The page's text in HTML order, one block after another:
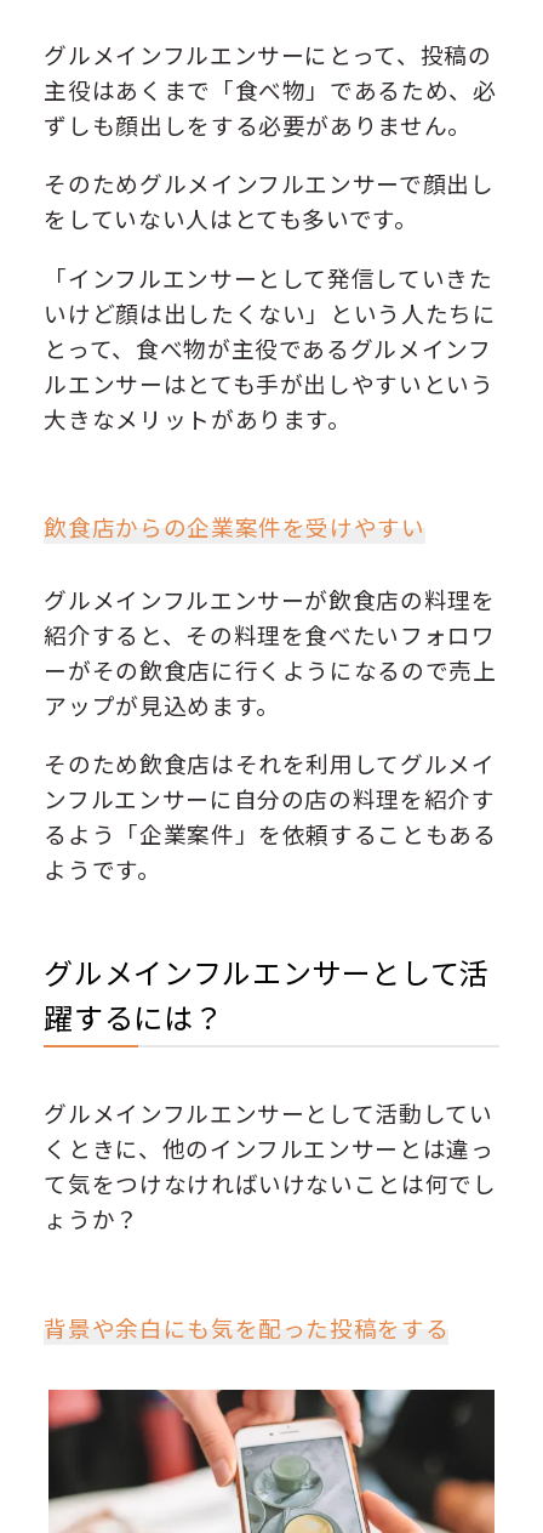
グルメインフルエンサーにとって、投稿の
主役はあくまで「食べ物」であるため、必
ずしも顔出しをする必要がありません。
そのためグルメインフルエンサーで顔出し
をしていない人はとても多いです。
「インフルエンサーとして発信していきた
いけど顔は出したくない」という人たちに
とって、食べ物が主役であるグルメインフ
ルエンサーはとても手が出しやすいという
大きなメリットがあります。
飲食店からの企業案件を受けやすい
グルメインフルエンサーが飲食店の料理を
紹介すると、その料理を食べたいフォロワ
ーがその飲食店に行くようになるので売上
アップが見込めます。
そのため飲食店はそれを利用してグルメイ
ンフルエンサーに自分の店の料理を紹介す
るよう「企業案件」を依頼することもある
ようです。
グルメインフルエンサーとして活
躍するには？
グルメインフルエンサーとして活動してい
くときに、他のインフルエンサーとは違っ
て気をつけなければいけないことは何でし
ょうか？
背景や余白にも気を配った投稿をする